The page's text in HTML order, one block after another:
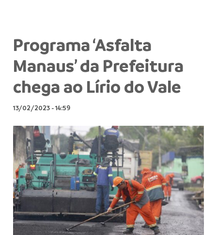
Programa ‘Asfalta
Manaus’ da Prefeitura
chega ao Lírio do Vale
13/02/2023-14:59